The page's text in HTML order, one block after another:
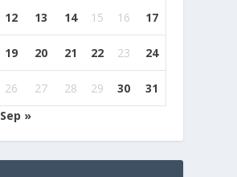
12 13 14 15 16 17
19 20 21 22 23 24
26 27 28 29 30
31
Sep »